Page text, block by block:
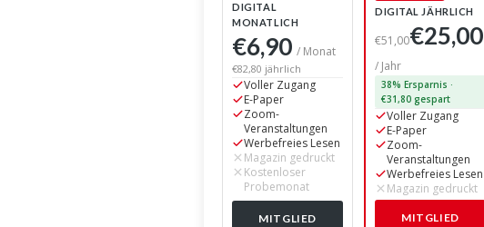
DIGITAL
MONATLICH
€6,90/ Monat
€82,80 jährlich
Voller Zugang
E-Paper
Zoom-
Veranstaltungen
Werbefreies Lesen
Magazin gedruckt
Kostenloser
Probemonat
MITGLIED
DIGITAL JÄHRLICH
€51,00€25,00
/ Jahr
38% Ersparnis ·
€31,80 gespart
Voller Zugang
E-Paper
Zoom-
Veranstaltungen
Werbefreies Lesen
Magazin gedruckt
MITGLIED